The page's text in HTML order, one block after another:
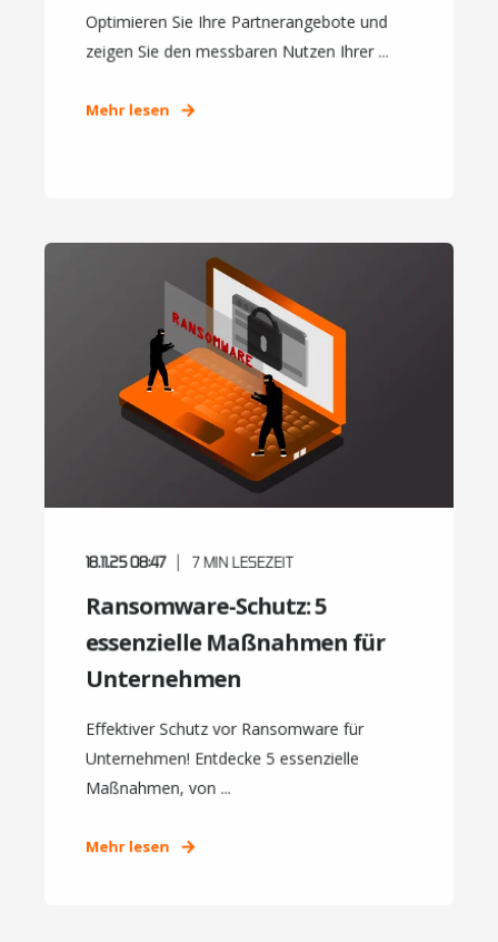
Optimieren Sie Ihre Partnerangebote und
zeigen Sie den messbaren Nutzen Ihrer ...
Mehr lesen
18.11.25 08:47 7MIN LESEZEIT
Ransomware-Schutz: 5
essenzielle Maßnahmen für
Unternehmen
Effektiver Schutz vor Ransomware für
Unternehmen! Entdecke 5 essenzielle
Maßnahmen, von ...
Mehr lesen